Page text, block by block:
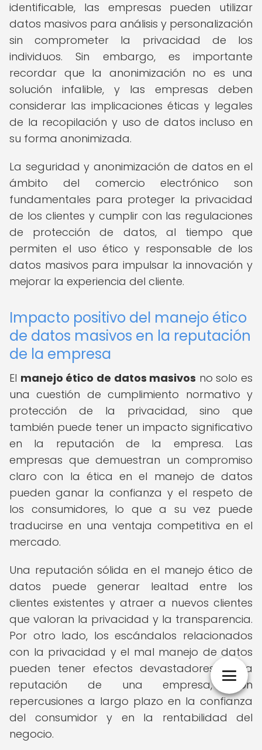
identificable, las empresas pueden utilizar
datos masivos para análisis y personalización
sin comprometer la privacidad de los
individuos. Sin embargo, es importante
recordar que la anonimización no es una
solución infalible, y las empresas deben
considerar las implicaciones éticas y legales
de la recopilación y uso de datos incluso en
su forma anonimizada.
La seguridad y anonimización de datos en el
ámbito del comercio electrónico son
fundamentales para proteger la privacidad
de los clientes y cumplir con las regulaciones
de protección de datos, al tiempo que
permiten el uso ético y responsable de los
datos masivos para impulsar la innovación y
mejorar la experiencia del cliente.
Impacto positivo del manejo ético
de datos masivos en la reputación
de la empresa
El manejo ético de datos masivos no solo es
una cuestión de cumplimiento normativo y
protección de la privacidad, sino que
también puede tener un impacto significativo
en la reputación de la empresa. Las
empresas que demuestran un compromiso
claro con la ética en el manejo de datos
pueden ganar la confianza y el respeto de
los consumidores, lo que a su vez puede
traducirse en una ventaja competitiva en el
mercado.
Una reputación sólida en el manejo ético de
datos puede generar lealtad entre los
clientes existentes y atraer a nuevos clientes
que valoran la privacidad y la transparencia.
Por otro lado, los escándalos relacionados
con la privacidad y el mal manejo de datos
pueden tener efectos devastadores en la
reputación de una empresa, con
repercusiones a largo plazo en la confianza
del consumidor y en la rentabilidad del
negocio.